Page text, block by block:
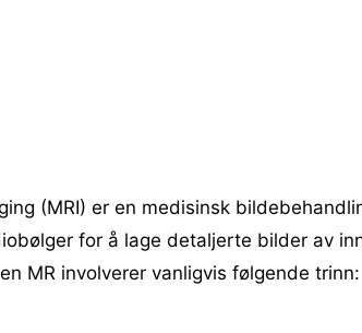
(MRI) er en medisinsk
for å lage detaljerte bilder av
MR involverer vanligvis følgende trinn: